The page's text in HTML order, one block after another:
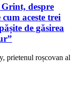
despre
aceste trei
de găsirea
prietenul roșcovan al